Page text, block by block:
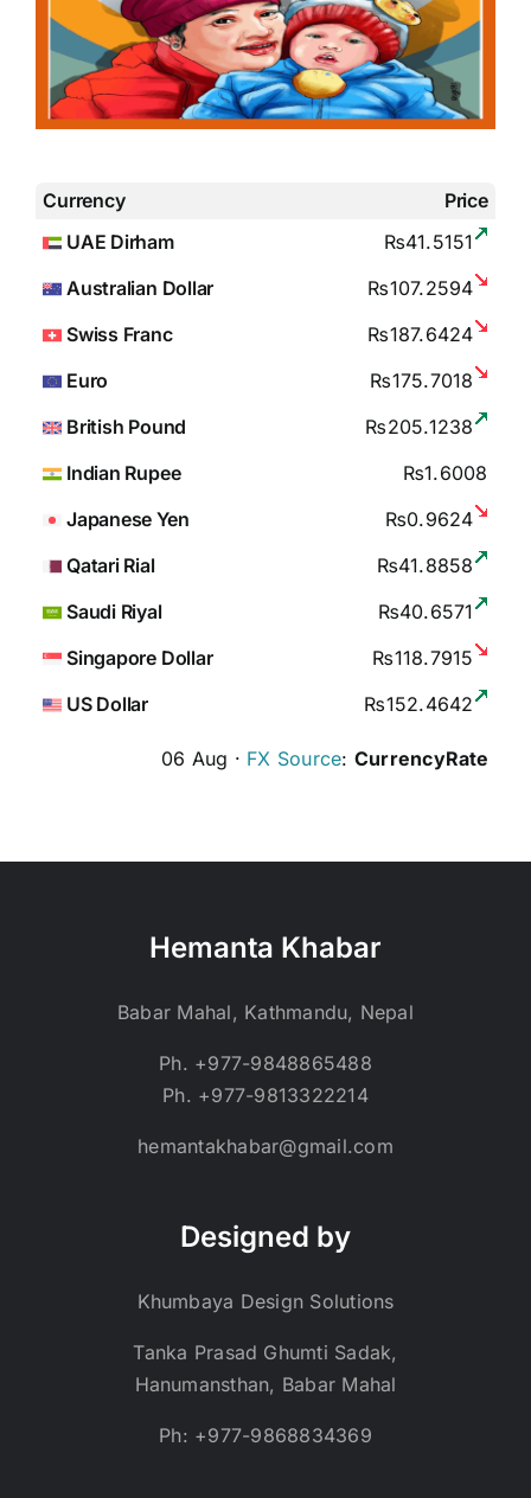
Currency
Price
UAE Dirham
₨41.5151
Australian Dollar
₨107.2594
Swiss Franc
₨187.6424
Euro
₨175.7018
British Pound
₨205.1238
Indian Rupee
₨1.6008
Japanese Yen
₨0.9624
Qatari Rial
₨41.8858
Saudi Riyal
₨40.6571
Singapore Dollar
₨118.7915
US Dollar
₨152.4642
06 Aug · FX Source: CurrencyRate
Hemanta Khabar
Babar Mahal, Kathmandu, Nepal
Ph. +977-9848865488
Ph. +977-9813322214
hemantakhabar@gmail.com
Designed by
Khumbaya Design Solutions
Tanka Prasad Ghumti Sadak,
Hanumansthan, Babar Mahal
Ph: +977-9868834369